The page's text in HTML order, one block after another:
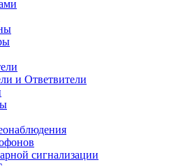
и Ответвители
сигнализации